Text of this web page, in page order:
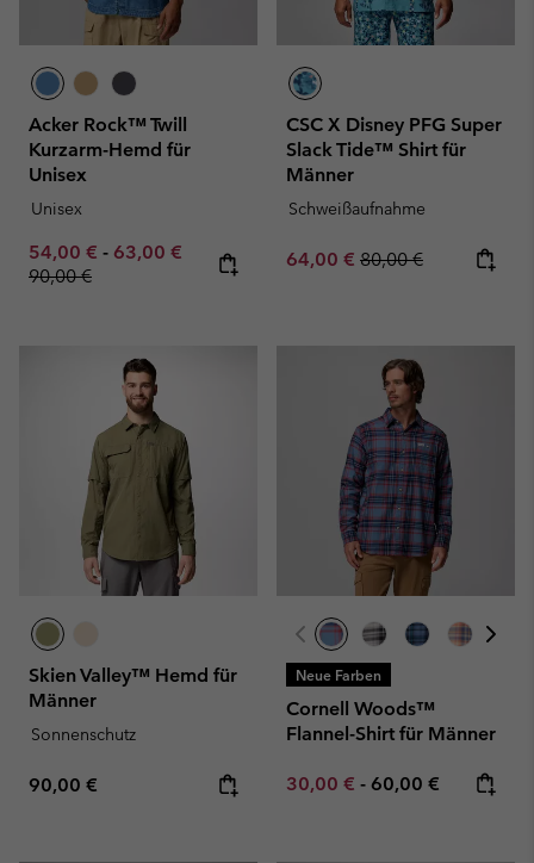
Acker Rock™ Twill
Kurzarm-Hemd für
Unisex
Unisex
Minimum sale price:
54,00 € - Maximum sale price:
63,00 € Regular price:
90,00 €
CSC X Disney PFG Super
Slack Tide™ Shirt für
Männer
Schweißaufnahme
Sale price:
64,00 € Regular price:
80,00 €
Skien Valley™ Hemd für
Männer
Sonnenschutz
Regular price:
90,00 €
Neue Farben
Cornell Woods™
Flannel-Shirt für Männer
Minimum sale price:
30,00 € - Maximum price:
60,00 €